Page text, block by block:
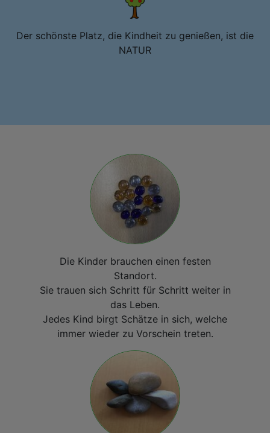
Der schönste Platz, die Kindheit zu genießen, ist die
NATUR
Die Kinder brauchen einen festen
Standort.
Sie trauen sich Schritt für Schritt weiter in
das Leben.
Jedes Kind birgt Schätze in sich, welche
immer wieder zu Vorschein treten.